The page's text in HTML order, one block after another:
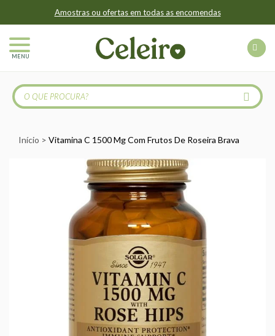
Amostras ou ofertas em todas as encomendas
MENU
Início Vitamina C 1500 Mg Com Frutos De Roseira Brava